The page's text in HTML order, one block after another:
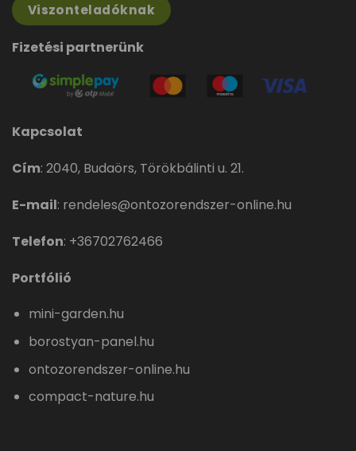
Viszonteladóknak
Fizetési partnerünk
Kapcsolat
Cím: 2040, Budaörs, Törökbálinti u. 21.
E-mail: rendeles@ontozorendszer-online.hu
Telefon: +36702762466
Portfólió
mini-garden.hu
borostyan-panel.hu
ontozorendszer-online.hu
compact-nature.hu